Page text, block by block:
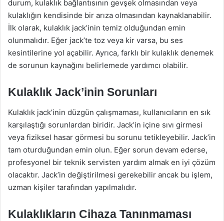
durum, kulaklık bağlantısının gevşek olmasından veya
kulaklığın kendisinde bir arıza olmasından kaynaklanabilir.
İlk olarak, kulaklık jack’inin temiz olduğundan emin
olunmalıdır. Eğer jack’te toz veya kir varsa, bu ses
kesintilerine yol açabilir. Ayrıca, farklı bir kulaklık denemek
de sorunun kaynağını belirlemede yardımcı olabilir.
Kulaklık Jack’inin Sorunları
Kulaklık jack’inin düzgün çalışmaması, kullanıcıların en sık
karşılaştığı sorunlardan biridir. Jack’in içine sıvı girmesi
veya fiziksel hasar görmesi bu sorunu tetikleyebilir. Jack’in
tam oturduğundan emin olun. Eğer sorun devam ederse,
profesyonel bir teknik servisten yardım almak en iyi çözüm
olacaktır. Jack’in değiştirilmesi gerekebilir ancak bu işlem,
uzman kişiler tarafından yapılmalıdır.
Kulaklıkların Cihaza Tanınmaması